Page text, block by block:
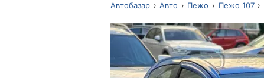
Автобазар Авто Пежо Пежо 107